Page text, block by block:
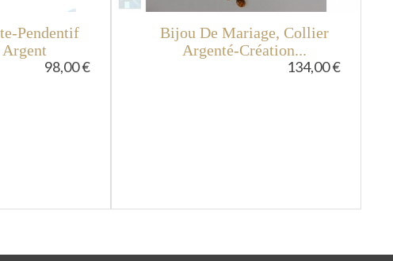
Pendentif
98,00 €
Bijou De Mariage, Collier
Argenté-Création...
134,00 €